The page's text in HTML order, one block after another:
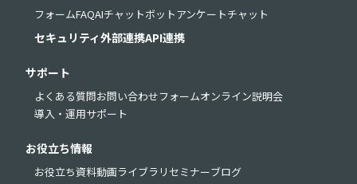
フォームFAQAIチャットボットアンケートチャット
セキュリティ外部連携API連携
サポート
よくある質問お問い合わせフォームオンライン説明会
導入・運用サポート
お役立ち情報
お役立ち資料動画ライブラリ セミナーブログ